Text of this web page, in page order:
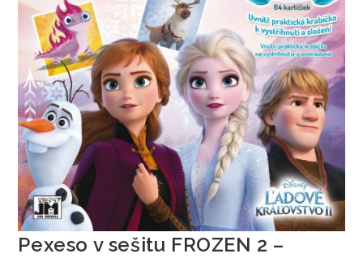
Pexeso v sešitu FROZEN 2 –